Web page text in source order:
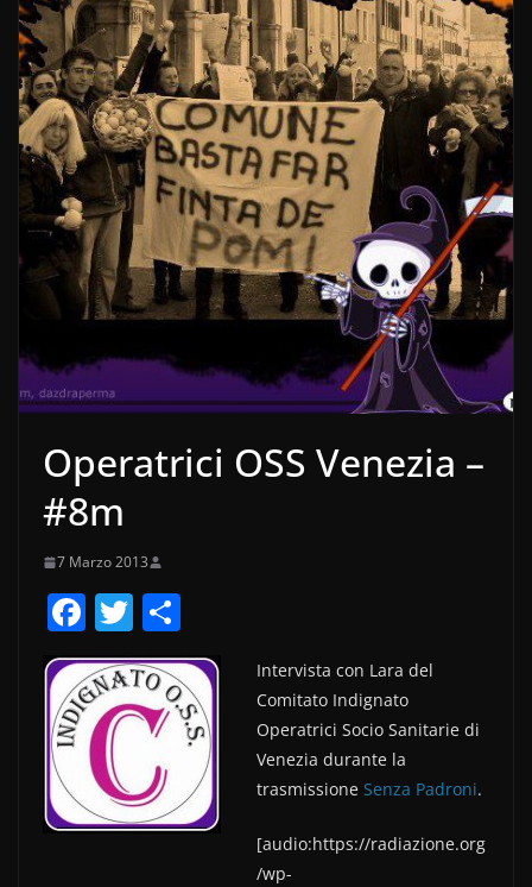
Operatrici OSS Venezia –
#8m
7 Marzo 2013
F
a
c
e
b
o
o
T
w
itt
er
o
n
di
vi
di
Intervista con Lara del
Comitato Indignato
Operatrici Socio Sanitarie di
Venezia durante la
trasmissione Senza Padroni.
[audio:https://radiazione.org
/wp-